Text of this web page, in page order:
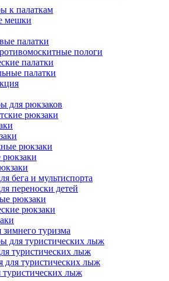
к палаткам
мешки
палатки
пологи
палатки
палатки
для рюкзаков
рюкзаки
рюкзаки
рюкзаки
бега и мультиспорта
переноски детей
рюкзаки
рюкзаки
туризма
для туристических лыж
туристических лыж
для туристических лыж
туристических лыж